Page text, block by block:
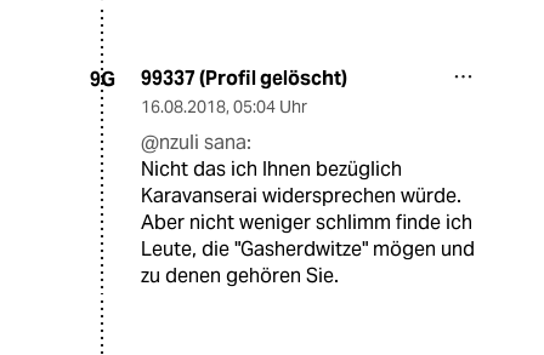
9G 99337 (Profil gelöscht)
16.08.2018, 05:04 Uhr
@nzuli sana:
Nicht das ich Ihnen bezüglich
Karavanserai widersprechen würde.
Aber nicht weniger schlimm finde ich
Leute, die "Gasherdwitze" mögen und
zu denen gehören Sie.